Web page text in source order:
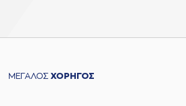
ΜΕΓΑΛΟΣ ΧΟΡΗΓΟΣ